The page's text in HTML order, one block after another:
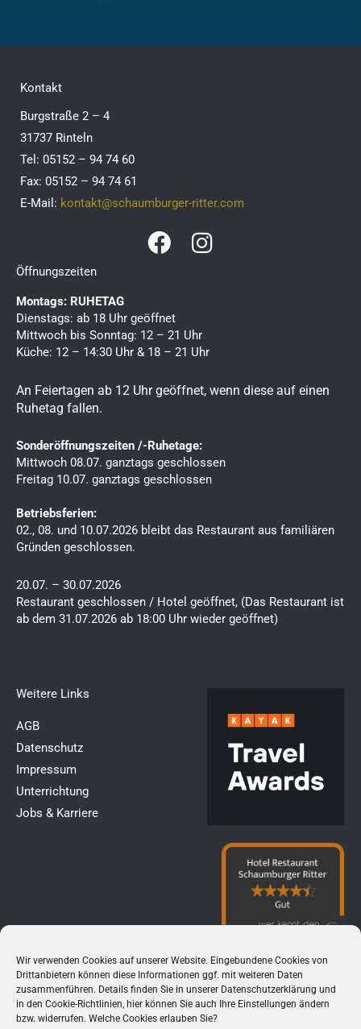
Wir verwenden Cookies auf unserer Website. Eingebundene Cookies von
Drittanbietern können diese Informationen ggf. mit weiteren Daten
zusammenführen. Details finden Sie in unserer Datenschutzerklärung und
in den Cookie-Richtlinien, hier können Sie auch Ihre Einstellungen ändern
bzw. widerrufen. Welche Cookies erlauben Sie?
Kontakt
Burgstraße 2 – 4
31737 Rinteln
Tel: 05152 – 94 74 60
Fax: 05152 – 94 74 61
E-Mail: kontakt@schaumburger-ritter.com
F
e
b
o
o
I
a
g
r
Öffnungszeiten
Montags: RUHETAG
Dienstags: ab 18 Uhr geöffnet
Mittwoch bis Sonntag: 12 – 21 Uhr
Küche: 12 – 14:30 Uhr & 18 – 21 Uhr
An Feiertagen ab 12 Uhr geöffnet, wenn diese auf einen
Ruhetag fallen.
Sonderöffnungszeiten /-Ruhetage:
Mittwoch 08.07. ganztags geschlossen
Freitag 10.07. ganztags geschlossen
Betriebsferien:
02., 08. und 10.07.2026 bleibt das Restaurant aus familiären
Gründen geschlossen.
20.07. – 30.07.2026
Restaurant geschlossen / Hotel geöffnet, (Das Restaurant ist
ab dem 31.07.2026 ab 18:00 Uhr wieder geöffnet)
Weitere Links​
AGB
Datenschutz
Impressum
Unterrichtung
Jobs & Karriere